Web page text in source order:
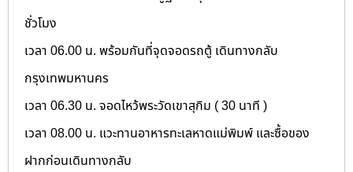
ชั่วโมง
เวลา 06.00 น. พร้อมกันที่จุดจอดรถตู้ เดินทางกลับ
กรุงเทพมหานคร
เวลา 06.30 น. จอดไหว้พระวัดเขาสุกิม ( 30 นาที )
เวลา 08.00 น. แวะทานอาหารทะเลหาดแม่พิมพ์ และซื้อของ
ฝากก่อนเดินทางกลับ